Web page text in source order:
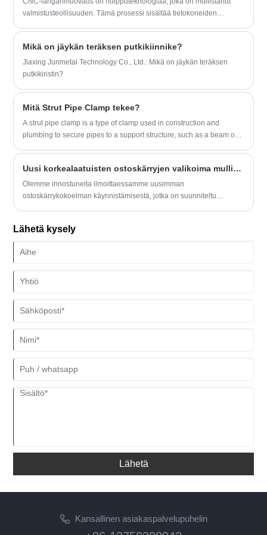
valmistusteollisuuden. Tämä prosessi sisältää tietokoneiden
malleiksi.
Mikä on jäykän teräksen putkikiinnike?
Jiaxing Junmetal Technology Co., Ltd.: Mikä on jäykän teräksen
putkikiristin?
Mitä Strut Pipe Clamp tekee?
A strut pipe clamp is a type of clamp used in construction and
plumbing to secure pipes to a support structure, such as a beam or
Uusi korkealaatuisten ostoskärryjen valikoima mullistaa vähittäiskaupan kokemusta
Olemme innostuneita ilmoittaessamme uusimman
ostoskärrykokoelman käynnistämisestä, jotka on suunniteltu
tehokkuuteen, turvallisuuteen ja helppokäyttöisyyteen, jotka
ympäristöissä.
Lähetä kysely
Lähetä
Kansallinen asiakaspalvelupuhelin